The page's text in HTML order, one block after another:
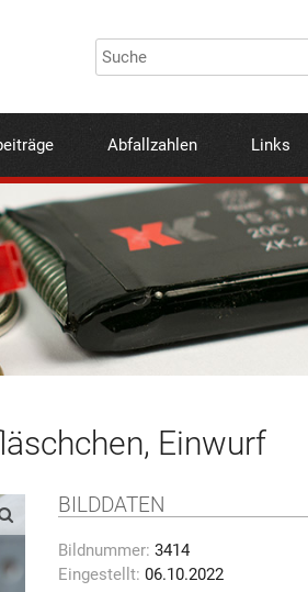
Abfallzahlen Links
Einwurf
BILDDATEN
Bildnummer: 3414
Eingestellt: 06.10.2022